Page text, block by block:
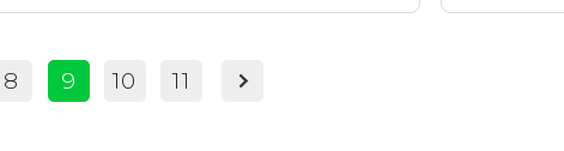
8 9 10 11